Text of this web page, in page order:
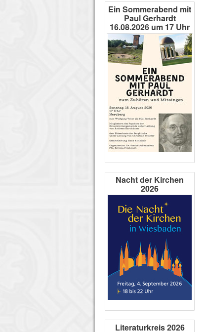
Ein Sommerabend mit
Paul Gerhardt
16.08.2026 um 17 Uhr
Nacht der Kirchen
2026
Literaturkreis 2026